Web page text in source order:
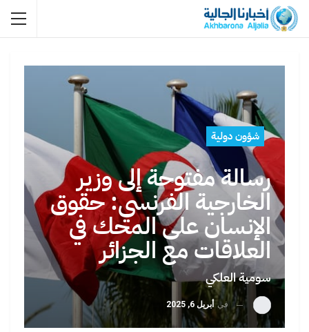
شؤون دولية
رسالة مفتوحة إلى وزير
الخارجية الفرنسي: حقوق
الإنسان على المحك في
العلاقات مع الجزائر
سومية العلكي
في أبريل 6, 2025